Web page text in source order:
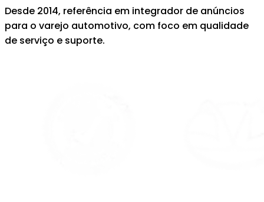
Desde 2014, referência em integrador de anúncios
para o varejo automotivo, com foco em qualidade
de serviço e suporte.